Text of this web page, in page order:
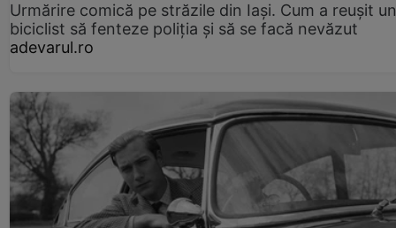
Urmărire comică pe străzile din Iași. Cum a reușit un
biciclist să fenteze poliția și să se facă nevăzut
adevarul.ro